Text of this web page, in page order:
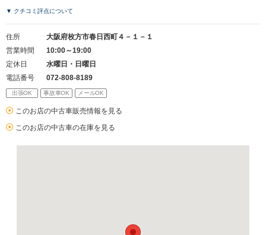
▼ クチコミ評点について
住所
大阪府枚方市春日西町４－１－１
営業時間
10:00～19:00
定休日
水曜日・日曜日
電話番号
072-808-8189
出張OK 事故車OK メールOK
このお店の中古車販売情報を見る
このお店の中古車の在庫を見る